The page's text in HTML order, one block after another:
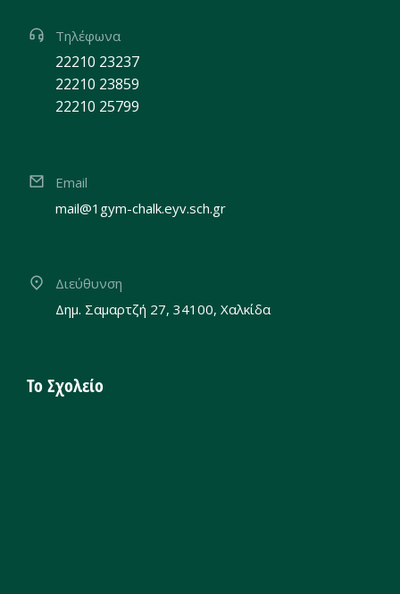
Τηλέφωνα
22210 23237
22210 23859
22210 25799
Email
mail@1gym-chalk.eyv.sch.gr
Διεύθυνση
Δημ. Σαμαρτζή 27, 34100, Χαλκίδα
Το Σχολείο